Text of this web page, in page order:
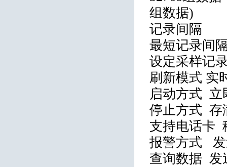
组数据)
记录间隔
最短记录间
设定采样记
刷新模式 实
启动方式 立
停止方式 存
支持电话卡
报警方式 发
查询数据 发